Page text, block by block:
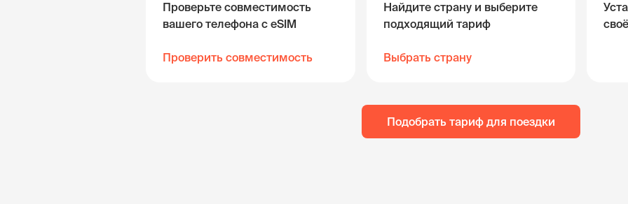
Проверьте совместимость
вашего телефона с eSIM
Проверить совместимость
Найдите страну и выберите
подходящий тариф
Выбрать страну
Подобрать тариф для поездки